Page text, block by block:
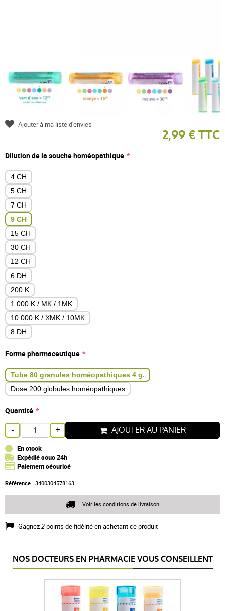
2,99 € TTC
Dilution de la souche homéopathique
4 CH
5 CH
7 CH
9 CH
15 CH
30 CH
12 CH
6 DH
200 K
1 000 K / MK / 1MK
10 000 K / XMK / 10MK
8 DH
Forme pharmaceutique
Tube 80 granules homéopathiques 4 g.
Dose 200 globules homéopathiques
Quantité
- + AJOUTER AU PANIER
En stock
Expédié sous 24h
Paiement sécurisé
Référence : 3400304578163
Gagnez2points de fidélité en achetant ce produit
Ajouter à ma liste d'envies
Voir les conditions de livraison
NOS DOCTEURS EN PHARMACIE VOUS CONSEILLENT